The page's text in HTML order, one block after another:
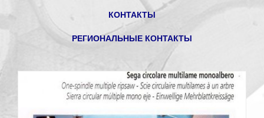
КОНТАКТЫ
РЕГИОНАЛЬНЫЕ КОНТАКТЫ